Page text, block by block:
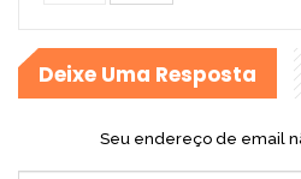
Deixe Uma Resposta
Seu endereço de email